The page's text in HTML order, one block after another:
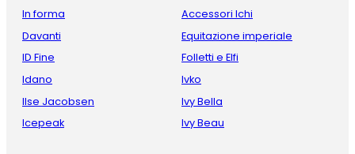
In forma
Davanti
ID Fine
Idano
Ilse Jacobsen
Icepeak
Accessori Ichi
Equitazione imperiale
Folletti e Elfi
Ivko
Ivy Bella
Ivy Beau